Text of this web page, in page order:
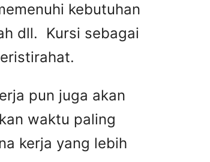
kebutuhan
dll. Kursi sebagai
pun juga akan
waktu paling
kerja yang lebih